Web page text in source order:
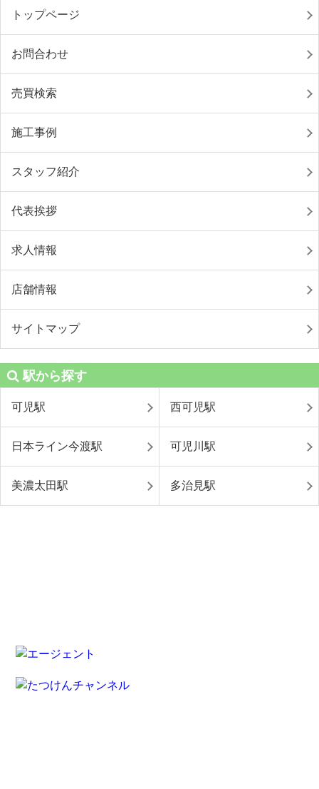
トップページ
お問合わせ
売買検索
施工事例
スタッフ紹介
代表挨拶
求人情報
店舗情報
サイトマップ
駅から探す
可児駅 西可児駅
日本ライン今渡駅 可児川駅
美濃太田駅 多治見駅